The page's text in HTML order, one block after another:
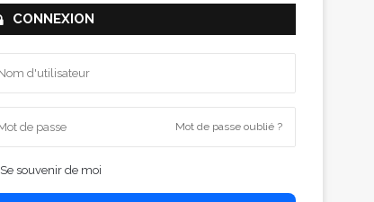
CONNEXION
Mot de passe oublié ?
Se souvenir de moi